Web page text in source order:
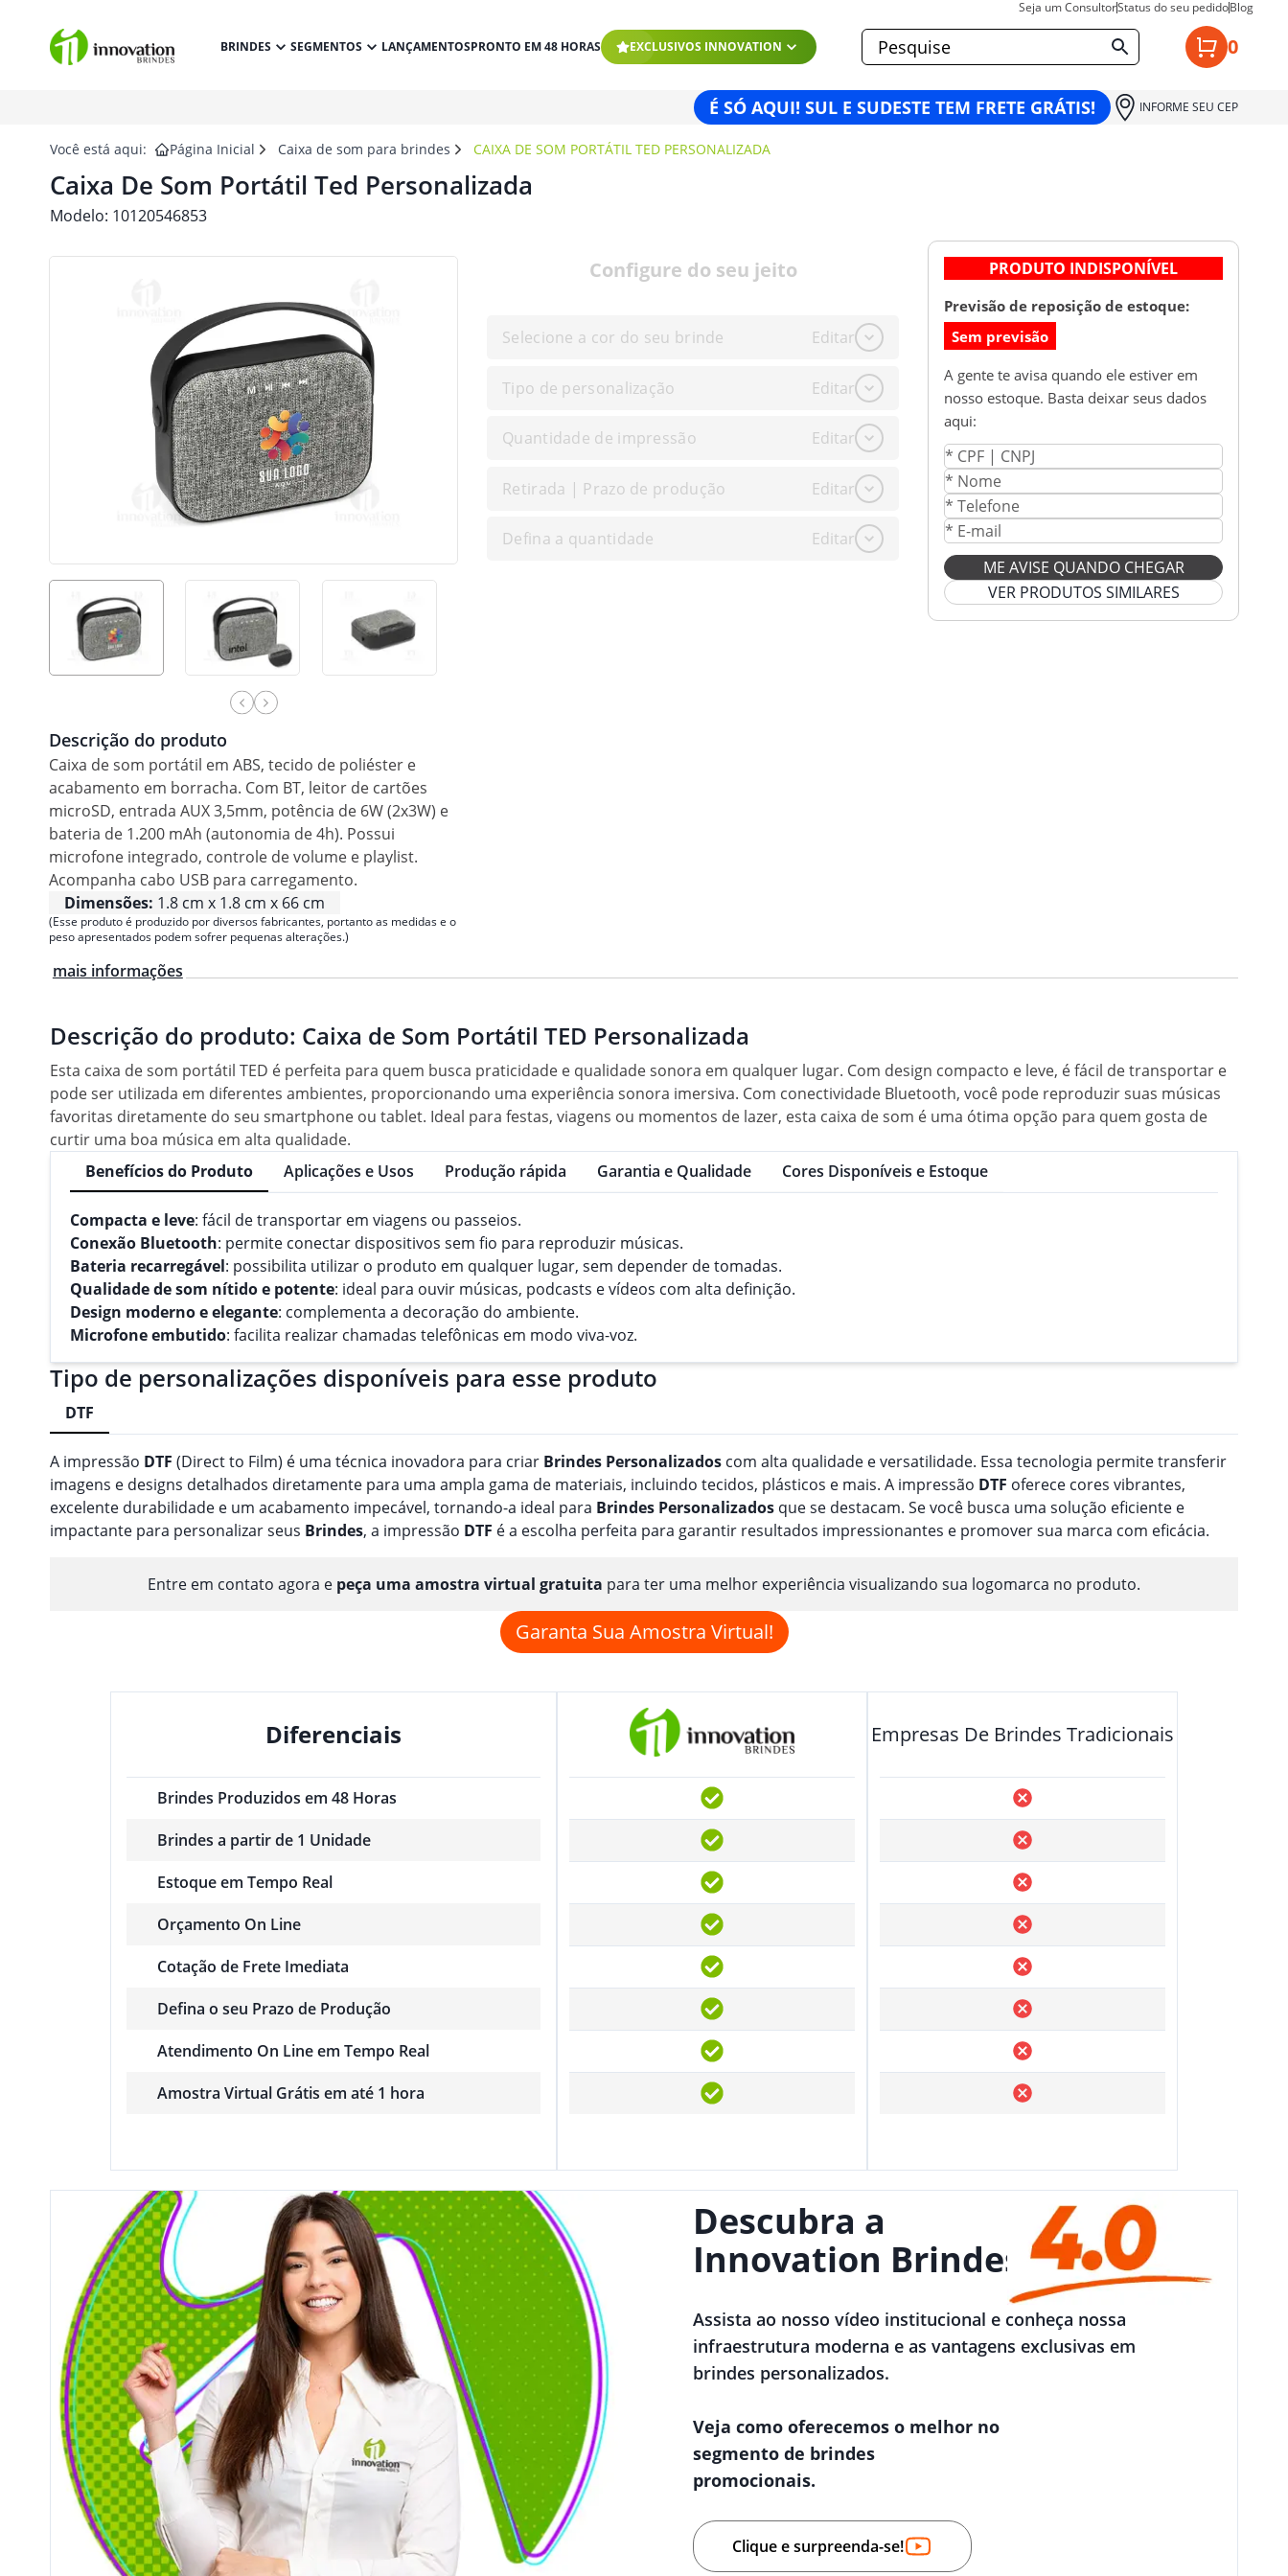
Seja um ConsultorStatus do seu pedidoBlog
BRINDES SEGMENTOS LANÇAMENTOSPRONTO EM 48 HORAS EXCLUSIVOS INNOVATION 0
É SÓ AQUI! SUL E SUDESTE TEM FRETE GRÁTIS! INFORME SEU CEP
Você está aqui: Página Inicial Caixa de som para brindes CAIXA DE SOM PORTÁTIL TED PERSONALIZADA
Caixa De Som Portátil Ted Personalizada
Modelo: 10120546853
Descrição do produto
Caixa de som portátil em ABS, tecido de poliéster e
acabamento em borracha. Com BT, leitor de cartões
microSD, entrada AUX 3,5mm, potência de 6W (2x3W) e
bateria de 1.200 mAh (autonomia de 4h). Possui
microfone integrado, controle de volume e playlist.
Acompanha cabo USB para carregamento.
Dimensões: 1.8 cm x 1.8 cm x 66 cm
(Esse produto é produzido por diversos fabricantes, portanto as medidas e o
peso apresentados podem sofrer pequenas alterações.)
Configure do seu jeito
Selecione a cor do seu brinde Editar
Tipo de personalização Editar
Quantidade de impressão Editar
Retirada | Prazo de produção Editar
Defina a quantidade Editar
PRODUTO INDISPONÍVEL
Previsão de reposição de estoque:
Sem previsão
A gente te avisa quando ele estiver em
nosso estoque. Basta deixar seus dados
aqui:
ME AVISE QUANDO CHEGAR
VER PRODUTOS SIMILARES
mais informações
Descrição do produto: Caixa de Som Portátil TED Personalizada
Esta caixa de som portátil TED é perfeita para quem busca praticidade e qualidade sonora em qualquer lugar. Com design compacto e leve, é fácil de transportar e
pode ser utilizada em diferentes ambientes, proporcionando uma experiência sonora imersiva. Com conectividade Bluetooth, você pode reproduzir suas músicas
favoritas diretamente do seu smartphone ou tablet. Ideal para festas, viagens ou momentos de lazer, esta caixa de som é uma ótima opção para quem gosta de
curtir uma boa música em alta qualidade.
Benefícios do Produto
Aplicações e Usos Produção rápida Garantia e Qualidade Cores Disponíveis e Estoque
Compacta e leve: fácil de transportar em viagens ou passeios.
Conexão Bluetooth: permite conectar dispositivos sem fio para reproduzir músicas.
Bateria recarregável: possibilita utilizar o produto em qualquer lugar, sem depender de tomadas.
Qualidade de som nítido e potente: ideal para ouvir músicas, podcasts e vídeos com alta definição.
Design moderno e elegante: complementa a decoração do ambiente.
Microfone embutido: facilita realizar chamadas telefônicas em modo viva-voz.
Tipo de personalizações disponíveis para esse produto
DTF
A impressão DTF (Direct to Film) é uma técnica inovadora para criar Brindes Personalizados com alta qualidade e versatilidade. Essa tecnologia permite transferir
imagens e designs detalhados diretamente para uma ampla gama de materiais, incluindo tecidos, plásticos e mais. A impressão DTF oferece cores vibrantes,
excelente durabilidade e um acabamento impecável, tornando-a ideal para Brindes Personalizados que se destacam. Se você busca uma solução eficiente e
impactante para personalizar seus Brindes, a impressão DTF é a escolha perfeita para garantir resultados impressionantes e promover sua marca com eficácia.
Entre em contato agora e peça uma amostra virtual gratuita para ter uma melhor experiência visualizando sua logomarca no produto.
Garanta Sua Amostra Virtual!
Diferenciais
Brindes Produzidos em 48 Horas
Brindes a partir de 1 Unidade
Estoque em Tempo Real
Orçamento On Line
Cotação de Frete Imediata
Defina o seu Prazo de Produção
Atendimento On Line em Tempo Real
Amostra Virtual Grátis em até 1 hora
Empresas De Brindes Tradicionais
Descubra a
Innovation Brindes
Assista ao nosso vídeo institucional e conheça nossa
infraestrutura moderna e as vantagens exclusivas em
brindes personalizados.
Veja como oferecemos o melhor no
segmento de brindes
promocionais.
Clique e surpreenda-se!